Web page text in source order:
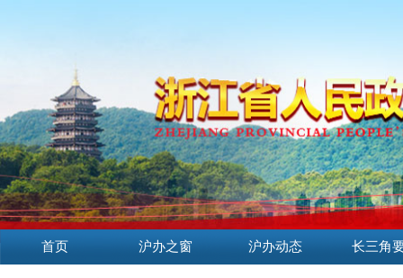
首页 沪办之窗 沪办动态 长三角